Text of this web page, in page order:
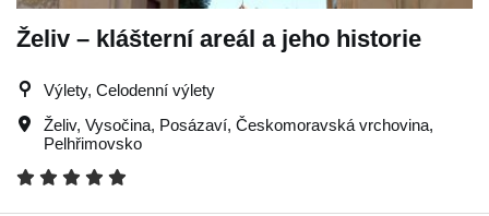
Želiv – klášterní areál a jeho historie
Výlety, Celodenní výlety
Želiv, Vysočina, Posázaví, Českomoravská vrchovina,
Pelhřimovsko